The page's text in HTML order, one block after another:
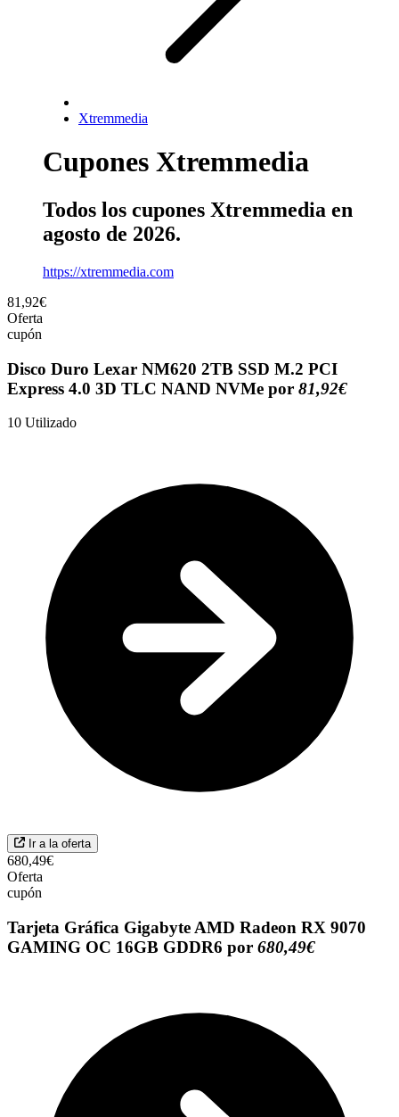
Xtremmedia
Cupones Xtremmedia
Todos los cupones Xtremmedia en
agosto de 2026.
https://xtremmedia.com
81,92€
Oferta
cupón
Disco Duro Lexar NM620 2TB SSD M.2 PCI
Express 4.0 3D TLC NAND NVMe por 81,92€
10 Utilizado
Ir a la oferta
680,49€
Oferta
cupón
Tarjeta Gráfica Gigabyte AMD Radeon RX 9070
GAMING OC 16GB GDDR6 por 680,49€